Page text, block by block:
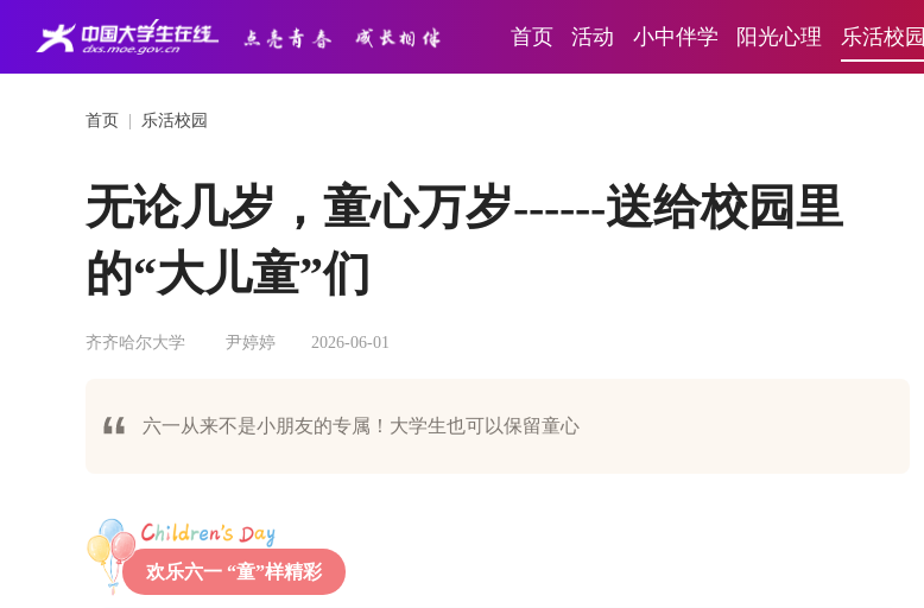
首页 活动 小中伴学 阳光心理 乐活校园
首页 乐活校园
无论几岁，童心万岁------送给校园里
的“大儿童”们
齐齐哈尔大学 尹婷婷 2026-06-01
六一从来不是小朋友的专属！大学生也可以保留童心
欢乐六一 “童”样精彩